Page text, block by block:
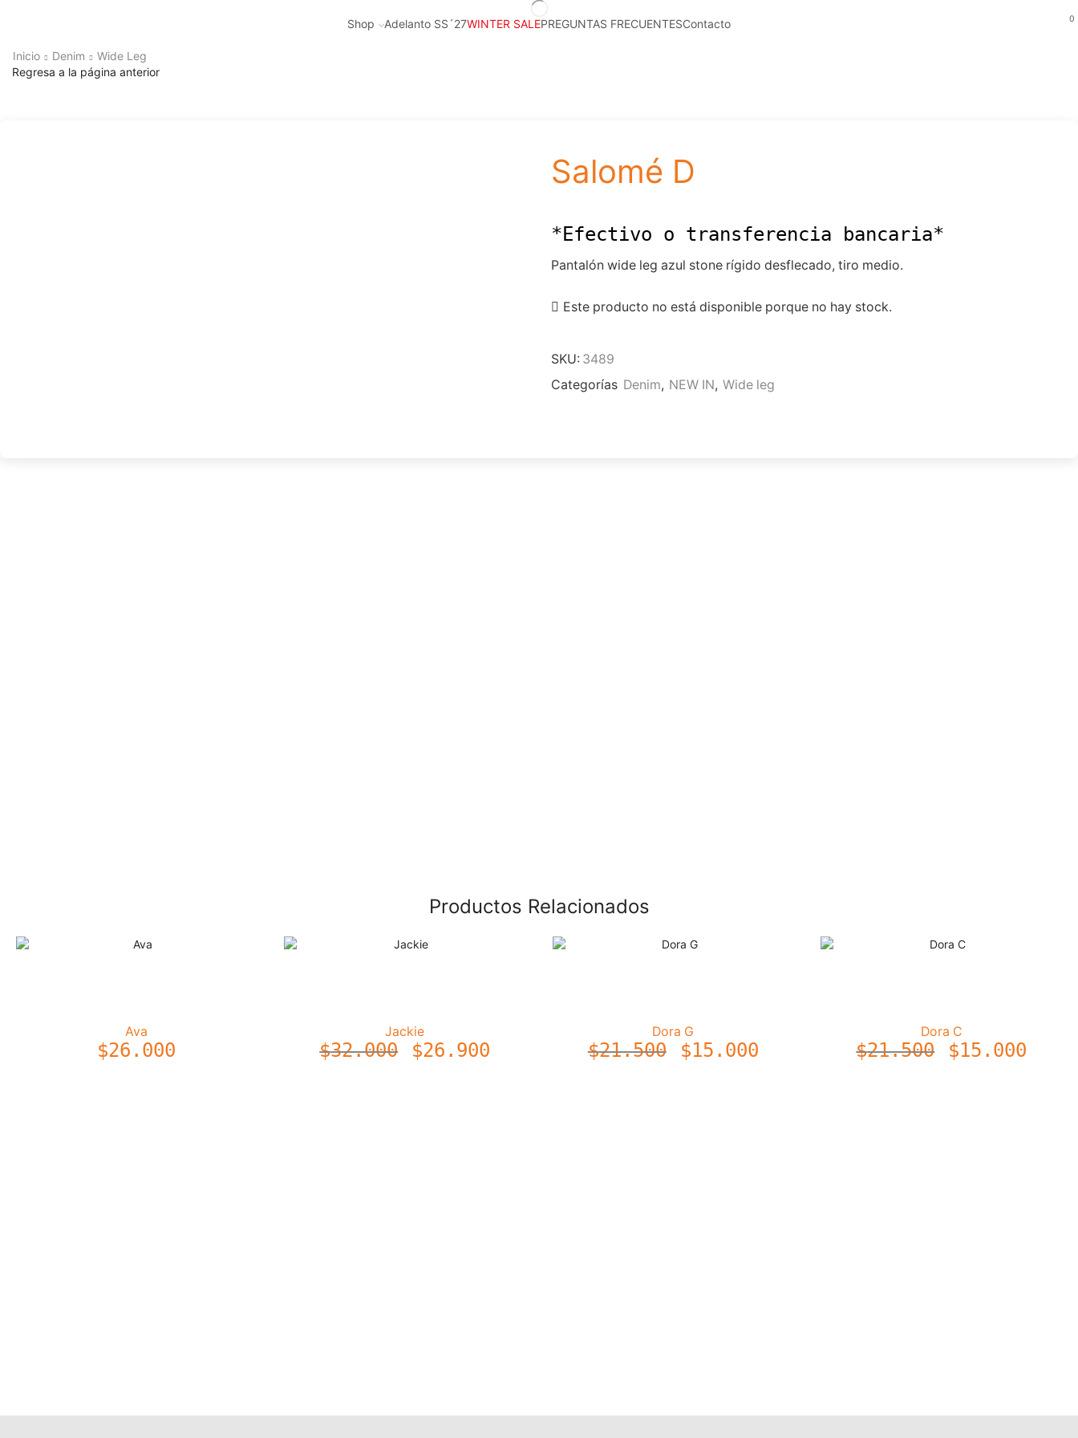
Shop Adelanto SS´27WINTER SALEPREGUNTAS FRECUENTESContacto 0
Inicio Denim
Wide Leg
Regresa a la página anterior
Salomé D
*Efectivo o transferencia bancaria*
Pantalón wide leg azul stone rígido desflecado, tiro medio.
Este producto no está disponible porque no hay stock.
SKU: 3489
Categorías Denim, NEW IN, Wide leg
Productos Relacionados
Ava
$26.000
Jackie
$32.000 $26.900
Dora G
$21.500 $15.000
Dora C
$21.500 $15.000